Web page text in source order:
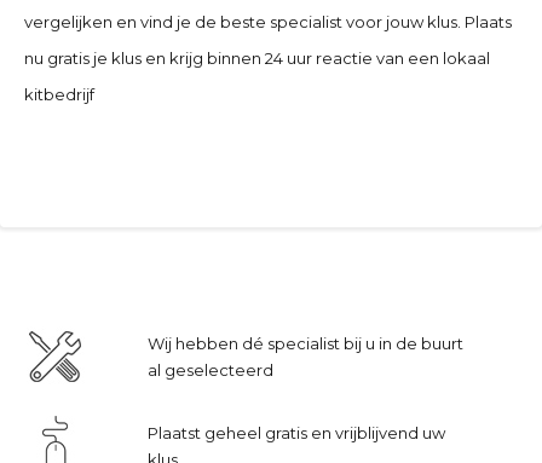
vergelijken en vind je de beste specialist voor jouw klus. Plaats
nu gratis je klus en krijg binnen 24 uur reactie van een lokaal
kitbedrijf
Wij hebben dé specialist bij u in de buurt
al geselecteerd
Plaatst geheel gratis en vrijblijvend uw